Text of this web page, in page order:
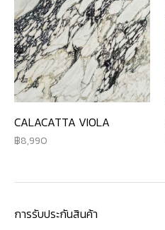
CALACATTA VIOLA
8,990
การรับประกันสินค้า